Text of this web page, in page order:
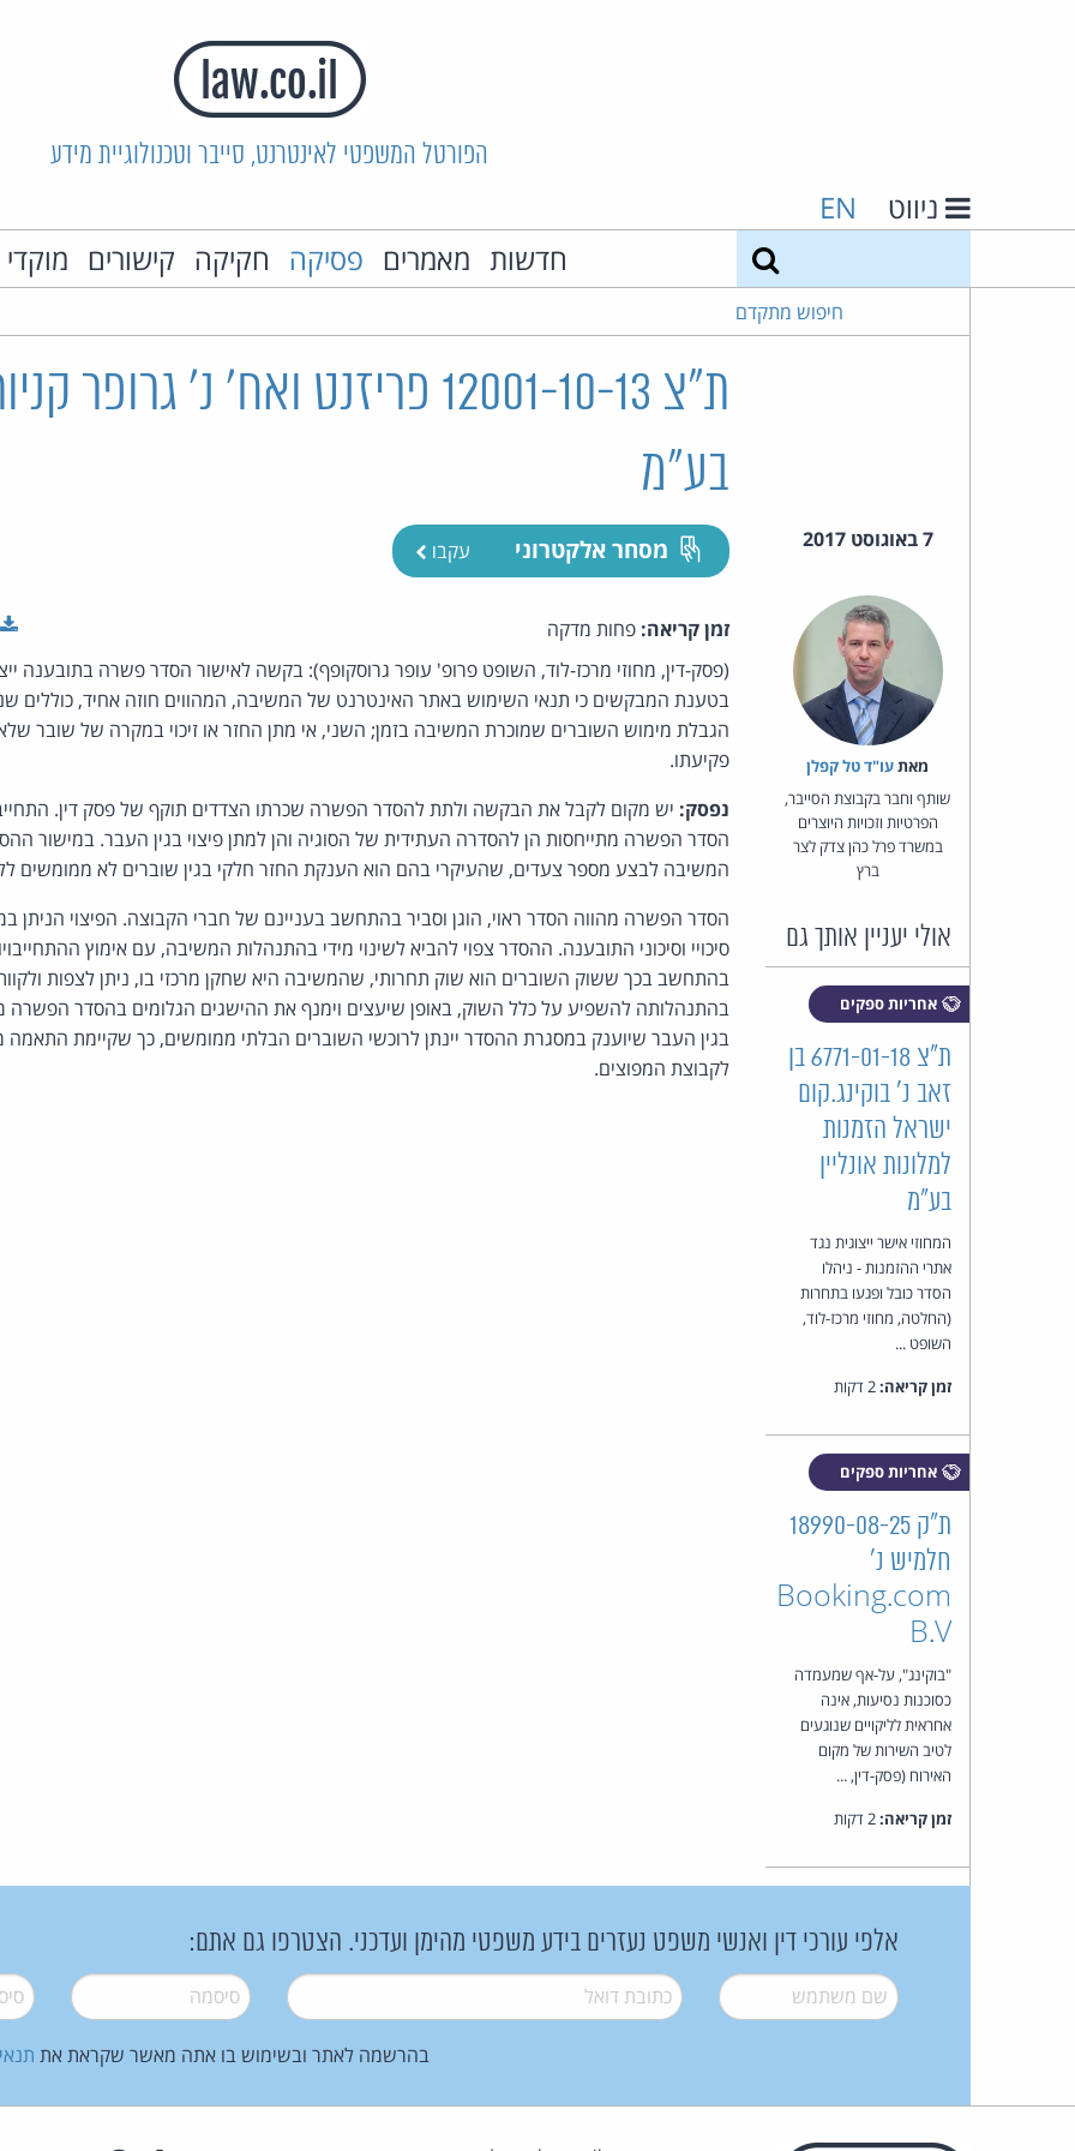
הפורטל המשפטי לאינטרנט, סייבר וטכנולוגיית מידע
ניווט EN
חדשות מאמרים פסיקה חקיקה קישורים
חיפוש מתקדם
ת"צ 12001-10-13 פריזנט ואח' נ'
בע"מ
7 באוגוסט 2017 מסחר אלקטרוני עקבו
מאת‏עו"ד טל קפלן
שותף וחבר בקבוצת הסייבר,
הפרטיות וזכויות היוצרים
במשרד פרל כהן צדק לצר
ברץ
אולי יעניין אותך גם
אחריות ספקים
ת"צ 6771-01-18 בן
זאב נ' בוקינג.קום
ישראל הזמנות
למלונות אונליין
בע"מ
המחוזי אישר ייצוגית נגד
אתרי ההזמנות - ניהלו
הסדר כובל ופגעו בתחרות
(החלטה, מחוזי מרכז-לוד,
השופט ...
זמן קריאה:
אחריות ספקים
ת"ק 18990-08-25
חלמיש נ'
Booking.com
B.V
"בוקינג", על-אף שמעמדה
כסוכנות נסיעות, אינה
אחראית לליקויים שנוגעים
לטיב השירות של מקום
האירוח (פסק-דין, ...
זמן קריאה:
זמן קריאה: פחות מדקה
(פסק-דין, מחוזי מרכז-לוד, השופט פרופ' עופר גרוסקופף): בקשה לאישור הסדר פשרה בתובענה
בטענת המבקשים כי תנאי השימוש באתר האינטרנט של המשיבה, המהווים חוזה אחיד, כוללים
הגבלת מימוש השוברים שמוכרת המשיבה בזמן; השני, אי מתן החזר או זיכוי במקרה של שובר
פקיעתו.
נפסק: יש מקום לקבל את הבקשה ולתת להסדר הפשרה שכרתו הצדדים תוקף של פסק דין.
הסדר הפשרה מתייחסות הן להסדרה העתידית של הסוגיה והן למתן פיצוי בגין העבר. במישור
המשיבה לבצע מספר צעדים, שהעיקרי בהם הוא הענקת החזר חלקי בגין שוברים לא ממומשים
הסדר הפשרה מהווה הסדר ראוי, הוגן וסביר בהתחשב בעניינם של חברי הקבוצה. הפיצוי הניתן
סיכויי וסיכוני התובענה. ההסדר צפוי להביא לשינוי מידי בהתנהלות המשיבה, עם אימוץ
בהתחשב בכך ששוק השוברים הוא שוק תחרותי, שהמשיבה היא שחקן מרכזי בו, ניתן לצפות ולקוות
בהתנהלותה להשפיע על כלל השוק, באופן שיעצים וימנף את ההישגים הגלומים בהסדר הפשרה
בגין העבר שיוענק במסגרת ההסדר יינתן לרוכשי השוברים הבלתי ממומשים, כך שקיימת התאמה
לקבוצת המפוצים.
אלפי עורכי דין ואנשי משפט נעזרים בידע משפטי מהימן ועדכני. הצטרפו גם אתם:
שם משתמש* דואל* סיסמה*
בהרשמה לאתר ובשימוש בו אתה מאשר שקראת את